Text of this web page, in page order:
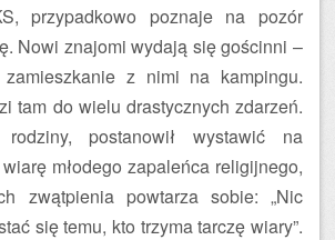
przypadkowo poznaje na pozór
Nowi znajomi wydają się gościnni –
zamieszkanie z nimi na kampingu.
tam do wielu drastycznych zdarzeń.
postanowił wystawić na
młodego zapaleńca religijnego,
zwątpienia powtarza sobie: „Nic
się temu, kto trzyma tarczę wiary”.